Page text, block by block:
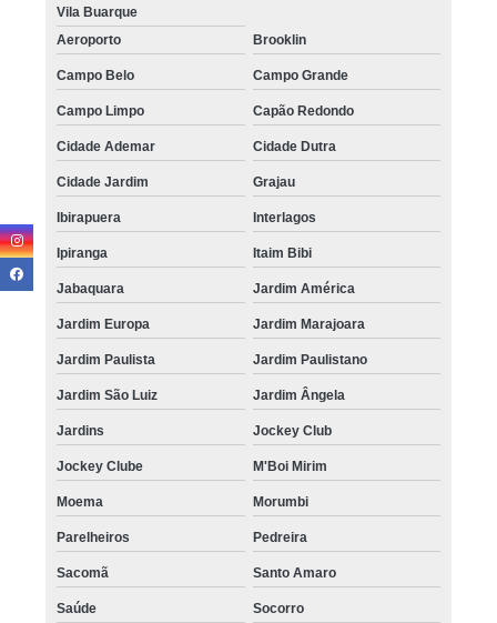
Vila Buarque
Aeroporto
Brooklin
Campo Belo Campo Grande
Campo Limpo Capão Redondo
Cidade Ademar Cidade Dutra
Cidade Jardim Grajau
Ibirapuera Interlagos
Ipiranga Itaim Bibi
Jabaquara Jardim América
Jardim Europa Jardim Marajoara
Jardim Paulista Jardim Paulistano
Jardim São Luiz Jardim Ângela
Jardins Jockey Club
Jockey Clube M'Boi Mirim
Moema Morumbi
Parelheiros Pedreira
Sacomã Santo Amaro
Saúde Socorro